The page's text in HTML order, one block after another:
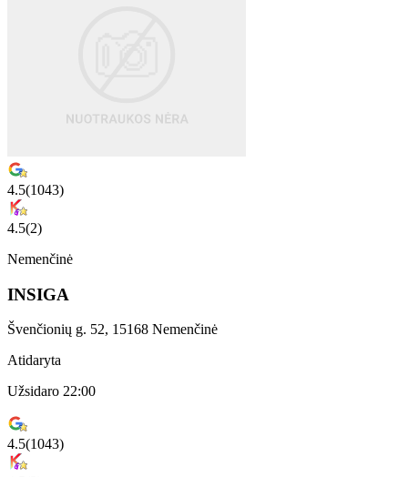
4.5(1043)
4.5(2)
Nemenčinė
INSIGA
Švenčionių g. 52, 15168 Nemenčinė
Atidaryta
Užsidaro 22:00
4.5(1043)